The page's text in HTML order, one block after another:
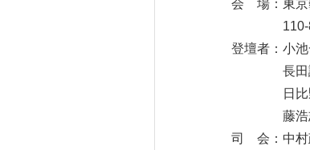
会 場：東京
110-8714
登壇者：小
長田謙一
日比野克
藤浩志（
司 会：中村